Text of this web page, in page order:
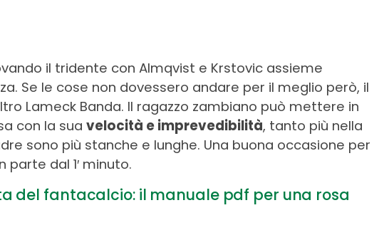
il tridente con Almqvist e Krstovic assieme
Se le cose non dovessero andare per il meglio però, il
Lameck Banda. Il ragazzo zambiano può mettere in
con la sua velocità e imprevedibilità, tanto più nella
sono più stanche e lunghe. Una buona occasione per
parte dal 1′ minuto.
del fantacalcio: il manuale pdf per una rosa